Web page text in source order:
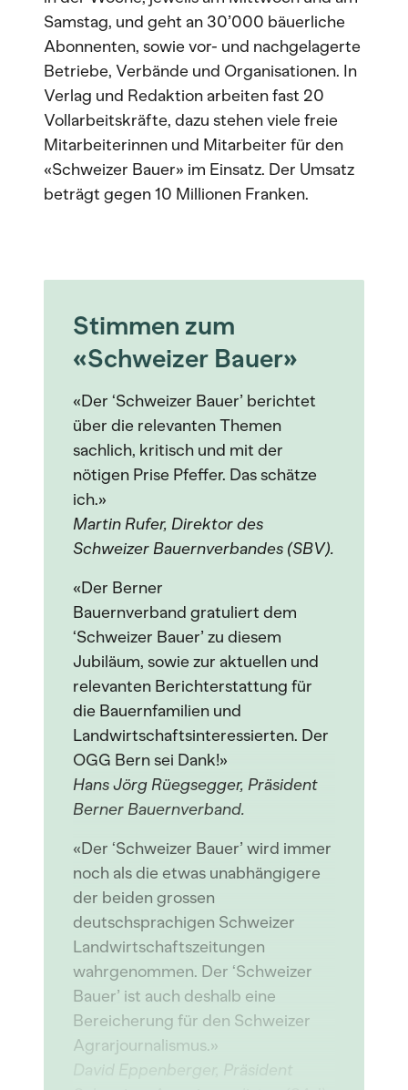
Samstag, und geht an 30’000 bäuerliche
Abonnenten, sowie vor- und nachgelagerte
Betriebe, Verbände und Organisationen. In
Verlag und Redaktion arbeiten fast 20
Vollarbeitskräfte, dazu stehen viele freie
Mitarbeiterinnen und Mitarbeiter für den
«Schweizer Bauer» im Einsatz. Der Umsatz
beträgt gegen 10 Millionen Franken.
Stimmen zum
«Schweizer Bauer»
«Der ‘Schweizer Bauer’ berichtet
über die relevanten Themen
sachlich, kritisch und mit der
nötigen Prise Pfeffer. Das schätze
ich.»
Martin Rufer, Direktor des
Schweizer Bauernverbandes (SBV).
«Der Berner
Bauernverband gratuliert dem
‘Schweizer Bauer’ zu diesem
Jubiläum, sowie zur aktuellen und
relevanten Berichterstattung für
die Bauernfamilien und
Landwirtschaftsinteressierten. Der
OGG Bern sei Dank!»
Hans Jörg Rüegsegger, Präsident
Berner Bauernverband.
«Der ‘Schweizer Bauer’ wird immer
noch als die etwas unabhängigere
der beiden grossen
deutschsprachigen Schweizer
Landwirtschaftszeitungen
wahrgenommen. Der ‘Schweizer
Bauer’ ist auch deshalb eine
Bereicherung für den Schweizer
Agrarjournalismus.»
David Eppenberger, Präsident